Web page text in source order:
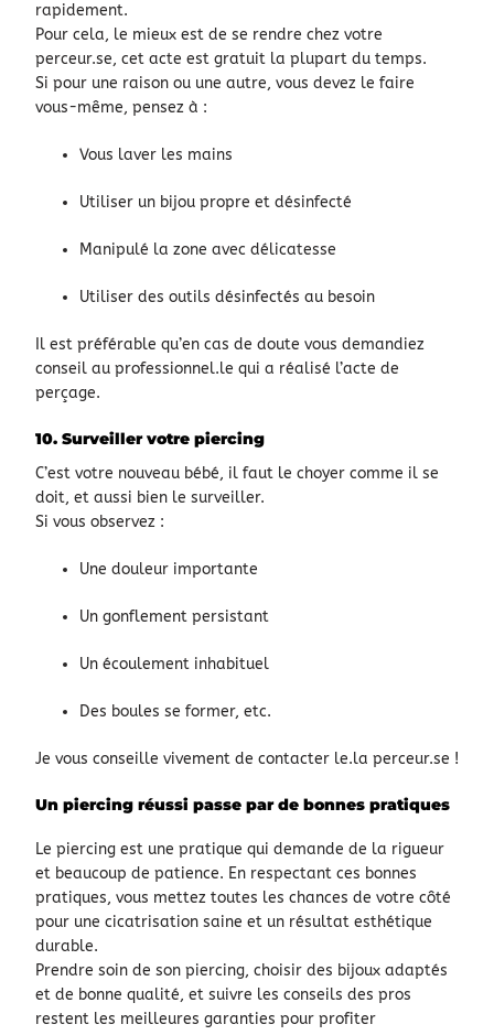
rapidement.
Pour cela, le mieux est de se rendre chez votre
perceur.se, cet acte est gratuit la plupart du temps.
Si pour une raison ou une autre, vous devez le faire
vous-même, pensez à :
Vous laver les mains
Utiliser un bijou propre et désinfecté
Manipulé la zone avec délicatesse
Utiliser des outils désinfectés au besoin
Il est préférable qu’en cas de doute vous demandiez
conseil au professionnel.le qui a réalisé l’acte de
perçage.
10. Surveiller votre piercing
C’est votre nouveau bébé, il faut le choyer comme il se
doit, et aussi bien le surveiller.
Si vous observez :
Une douleur importante
Un gonflement persistant
Un écoulement inhabituel
Des boules se former, etc.
Je vous conseille vivement de contacter le.la perceur.se !
Un piercing réussi passe par de bonnes pratiques
Le piercing est une pratique qui demande de la rigueur
et beaucoup de patience. En respectant ces bonnes
pratiques, vous mettez toutes les chances de votre côté
pour une cicatrisation saine et un résultat esthétique
durable.
Prendre soin de son piercing, choisir des bijoux adaptés
et de bonne qualité, et suivre les conseils des pros
restent les meilleures garanties pour profiter